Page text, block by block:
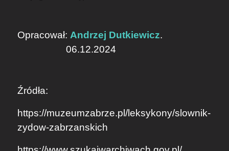
Opracował: Andrzej Dutkiewicz.
06.12.2024
Źródła:
https://muzeumzabrze.pl/leksykony/slownik-
zydow-zabrzanskich